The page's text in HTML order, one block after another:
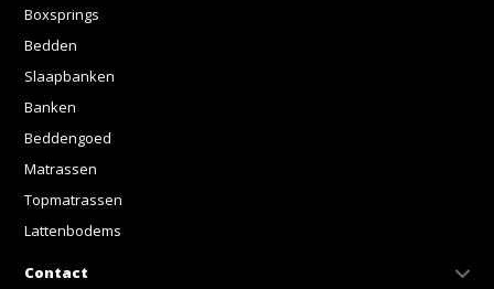
Boxsprings
Bedden
Slaapbanken
Banken
Beddengoed
Matrassen
Topmatrassen
Lattenbodems
Contact